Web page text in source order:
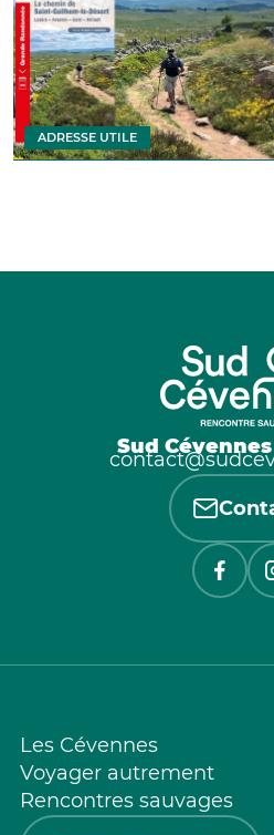
ADRESSE UTILE
Sud
Les Cévennes
Voyager autrement
Rencontres sauvages